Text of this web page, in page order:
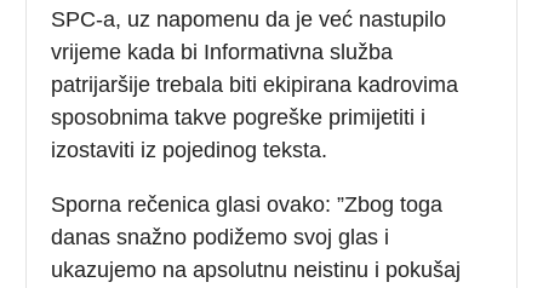
SPC-a, uz napomenu da je već nastupilo
vrijeme kada bi Informativna služba
patrijaršije trebala biti ekipirana kadrovima
sposobnima takve pogreške primijetiti i
izostaviti iz pojedinog teksta.
Sporna rečenica glasi ovako: ”Zbog toga
danas snažno podižemo svoj glas i
ukazujemo na apsolutnu neistinu i pokušaj